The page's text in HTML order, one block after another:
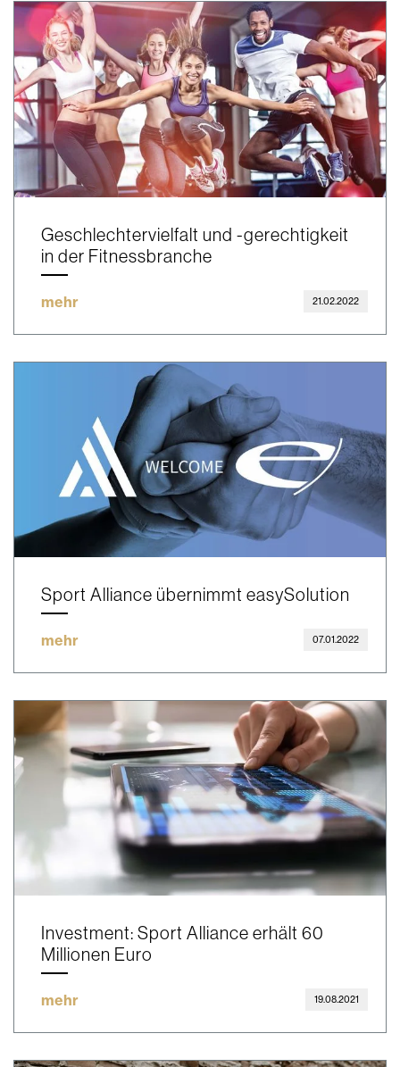
Geschlechtervielfalt und -gerechtigkeit
in der Fitnessbranche
mehr 21.02.2022
Sport Alliance übernimmt easySolution
mehr 07.01.2022
Investment: Sport Alliance erhält 60
Millionen Euro
mehr 19.08.2021